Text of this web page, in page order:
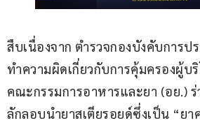
สืบเนื่องจาก ตำรวจกองบังคับการป
ทำความผิดเกี่ยวกับการคุ้มครองผู้บ
คณะกรรมการอาหารและยา (อย.) ร่
ลักลอบนำยาสเตียรอยด์ซึ่งเป็น “ย